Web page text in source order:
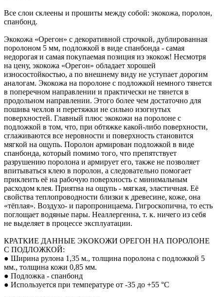
Все слои склеены и прошиты между собой: экокожа, поролон,
спанбонд.
Экокожа «Орегон» с декоративной строчкой, дублированная
поролоном 5 мм, подложкой в виде спанбонда - самая
недорогая и самая покупаемая позиция из экокож! Несмотря
на цену, экокожа «Орегон» обладает хорошей
износостойкостью, а по внешнему виду не уступает дорогим
аналогам. Экокожа на поролоне с подложкой немного тянется
в поперечном направлении и практически не тянется в
продольном направлении. Этого более чем достаточно для
пошива чехлов и перетяжки не сильно изогнутых
поверхностей. Главный плюс экокожи на поролоне с
подложкой в том, что, при обтяжке какой-либо поверхности,
сглаживаются все неровности и поверхность становится
мягкой на ощупь. Поролон армирован подложкой в виде
спанбонда, который помимо того, что препятствует
разрушению поролона и армирует его, также не позволяет
впитываться клею в поролон, а следовательно помогает
приклеить её на рабочую поверхность с минимальным
расходом клея. Приятна на ощупь - мягкая, эластичная. Её
свойства теплопроводности близки к древесине, коже, она
«тёплая». Воздухо- и паропроницаема. Гигроскопична, то есть
поглощает водяные пары. Неаллергенна, т. к. ничего из себя
не выделяет в процессе эксплуатации.
КРАТКИЕ ДАННЫЕ ЭКОКОЖИ ОРЕГОН НА ПОРОЛОНЕ
С ПОДЛОЖКОЙ:
● Ширина рулона 1,35 м., толщина поролона с подложкой 5
мм., толщина кожи 0,85 мм.
● Подложка - спанбонд
● Используется при температуре от -35 до +55 °С